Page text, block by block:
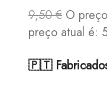
9,50€ O
preço atual é:
🇵🇹